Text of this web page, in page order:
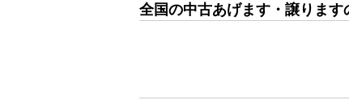
全国の中古あげます・譲ります